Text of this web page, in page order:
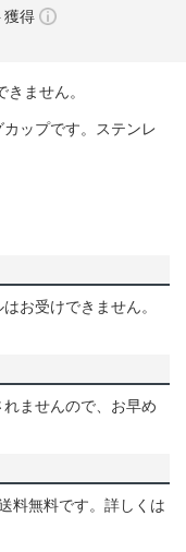
獲得
ません。
ップです。ステンレ
お受けできません。
ませんので、お早め
料無料です。詳しくは